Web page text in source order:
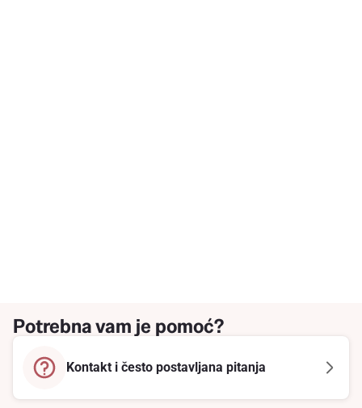
Potrebna vam je pomoć?
Kontakt i često postavljana pitanja